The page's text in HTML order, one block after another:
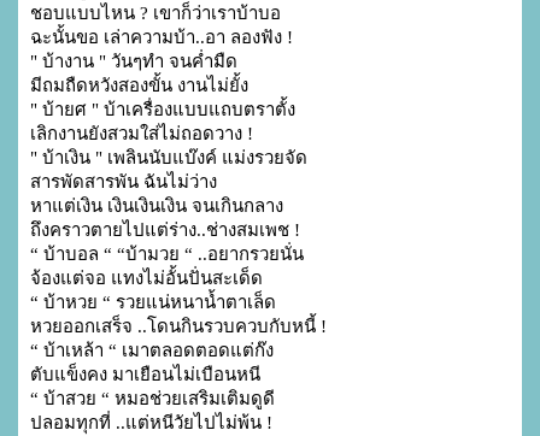
ชอบแบบไหน ? เขาก็ว่าเราบ้าบอ
ฉะนั้นขอ เล่าความบ้า..อา ลองฟัง !
" บ้างาน " วันๆทำ จนค่ำมืด
มีถมถืดหวังสองขั้น งานไม่ยั้ง
" บ้ายศ " บ้าเครื่องแบบแถบตราตั้ง
เลิกงานยังสวมใส่ไม่ถอดวาง !
" บ้าเงิน " เพลินนับแบ๊งค์ แม่งรวยจัด
สารพัดสารพัน ฉันไม่ว่าง
หาแต่เงิน เงินเงินเงิน จนเกินกลาง
ถึงคราวตายไปแต่ร่าง..ช่างสมเพช !
“ บ้าบอล “ “บ้ามวย “ ..อยากรวยนั่น
จ้องแต่จอ แทงไม่อั้นปั่นสะเด็ด
“ บ้าหวย “ รวยแน่หนาน้ำตาเล็ด
หวยออกเสร็จ ..โดนกินรวบควบกับหนี้ !
“ บ้าเหล้า “ เมาตลอดตอดแต่ก๊ง
ตับแข็งคง มาเยือนไม่เบือนหนี
“ บ้าสวย “ หมอช่วยเสริมเติมดูดี
ปลอมทุกที่ ..แต่หนีวัยไปไม่พ้น !